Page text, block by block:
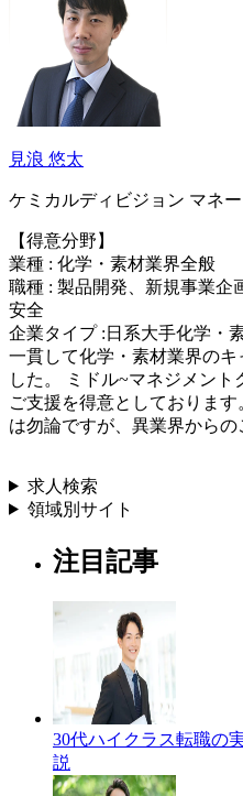
見浪 悠太
ケミカルディビジョン マネ
【得意分野】
業種 : 化学・素材業界全般
職種 : 製品開発、新規事業企
安全
企業タイプ :日系大手化学・
一貫して化学・素材業界の
した。 ミドル~マネジメン
ご支援を得意としておりま
は勿論ですが、異業界からの
求人検索
領域別サイト
注目記事
30代ハイクラス転職の
説